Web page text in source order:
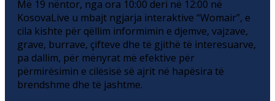
Më 19 nëntor, nga ora 10:00 deri në 12:00 në
KosovaLive u mbajt ngjarja interaktive “Womair”, e
cila kishte për qëllim informimin e djemve, vajzave,
grave, burrave, çifteve dhe të gjithë të interesuarve,
pa dallim, për mënyrat më efektive për
përmirësimin e cilësisë së ajrit në hapësira të
brendshme dhe të jashtme.